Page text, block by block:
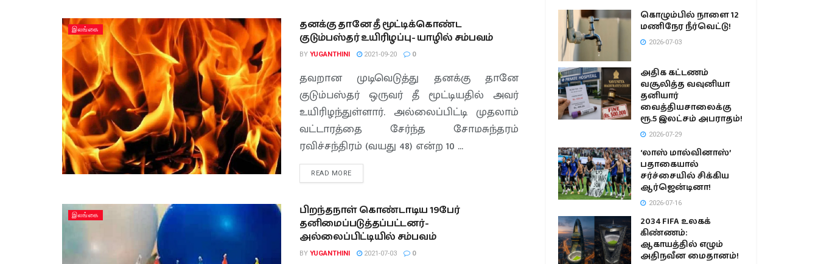
இலங்கை
தனக்கு தானே தீ மூட்டிக்கொண்ட
குடும்பஸ்தர் உயிரிழப்பு- யாழில் சம்பவம்
BY YUGANTHINI 2021-09-20 0
தவறான முடிவெடுத்து தனக்கு தானே
குடும்பஸ்தர் ஒருவர் தீ மூட்டியதில் அவர்
உயிரிழந்துள்ளார். அல்லைப்பிட்டி முதலாம்
வட்டாரத்தை சேர்ந்த சோமசுந்தரம்
ரவிச்சந்திரம் (வயது 48) என்ற 10 ...
READ MORE
இலங்கை
பிறந்தநாள் கொண்டாடிய 19பேர்
தனிமைப்படுத்தப்பட்டனர்-
அல்லைப்பிட்டியில் சம்பவம்
BY YUGANTHINI 2021-07-03 0
கொழும்பில் நாளை 12
மணிநேர நீர்வெட்டு!
2026-07-03
அதிக கட்டணம்
வசூலித்த வவுனியா
தனியார்
வைத்தியசாலைக்கு
ரூ.5 இலட்சம் அபராதம்!
2026-07-29
‘லாஸ் மால்வினாஸ்’
பதாகையால்
சர்ச்சையில் சிக்கிய
ஆர்ஜென்டினா!
2026-07-16
2034 FIFA உலகக்
கிண்ணம்:
ஆகாயத்தில் எழும்
அதிநவீன மைதானம்!